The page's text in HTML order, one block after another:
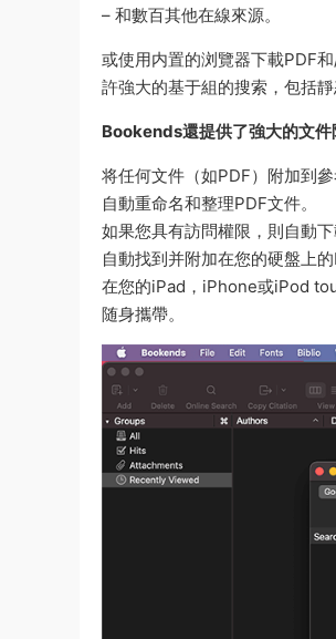
– 和數百其他在線來源。
或使用内置的浏覽器下載PDF
許強大的基于組的搜索，包括靜
Bookends還提供了強大的文件
将任何文件（如PDF）附加到
自動重命名和整理PDF文件。
如果您具有訪問權限，則自動
自動找到并附加在您的硬盤上的
在您的iPad，iPhone或iPod
随身攜帶。